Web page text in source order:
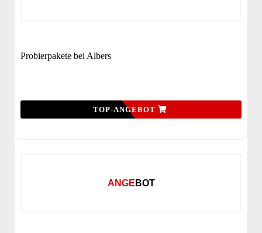
Probierpakete bei Albers
TOP-ANGEBOT
ANGEBOT